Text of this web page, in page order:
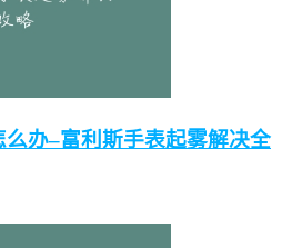
办–富利斯手表起雾解决全